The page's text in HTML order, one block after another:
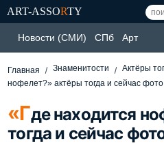
ART-ASSORTY
Новости (СМИ) СПб Арт
Главная Знаменитости Актёры
нофелет?» актёры тогда и сейчас фото
«Где находится
тогда и сейчас